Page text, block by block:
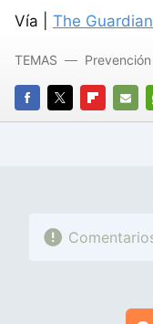
Vía | The Guardian
FACEBOOK
TWITTERFLIPBOARD
E-
TEMAS Prevención